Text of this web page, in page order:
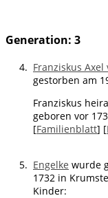
Generation: 3
4. Franziskus Axel
gestorben am
Franziskus
geboren vor
[Familienblatt] [
5. Engelke wurde
1732 in
Kinder: